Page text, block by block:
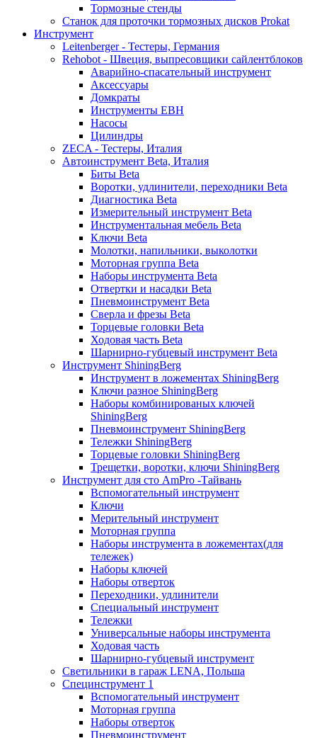
Тормозные стенды
Станок для проточки тормозных дисков Prokat
Инструмент
Leitenberger - Тестеры, Германия
Rehobot - Швеция, выпресовщики сайлентблоков
Аварийно-спасательный инструмент
Аксессуары
Домкраты
Инструменты EBH
Насосы
Цилиндры
ZECA - Тестеры, Италия
Автоинструмент Beta, Италия
Биты Beta
Воротки, удлинители, переходники Beta
Диагностика Beta
Измерительный инструмент Beta
Инструментальная мебель Beta
Ключи Beta
Молотки, напильники, выколотки
Моторная группа Beta
Наборы инструмента Beta
Отвертки и насадки Beta
Пневмоинструмент Beta
Сверла и фрезы Beta
Торцевые головки Beta
Ходовая часть Beta
Шарнирно-губцевый инструмент Beta
Инструмент ShiningBerg
Инструмент в ложементах ShiningBerg
Ключи разное ShiningBerg
Наборы комбинированых ключей
ShiningBerg
Пневмоинструмент ShiningBerg
Тележки ShiningBerg
Торцевые головки ShiningBerg
Трещетки, воротки, ключи ShiningBerg
Инструмент для сто AmPro -Тайвань
Вспомогательный инструмент
Ключи
Мерительный инструмент
Моторная группа
Наборы инструмента в ложементах(для
тележек)
Наборы ключей
Наборы отверток
Переходники, удлинители
Специальный инструмент
Тележки
Универсальные наборы инструмента
Ходовая часть
Шарнирно-губцевый инструмент
Светильники в гараж LENA, Польша
Специнструмент 1
Вспомогательный инструмент
Моторная группа
Наборы отверток
Пневмоинструмент